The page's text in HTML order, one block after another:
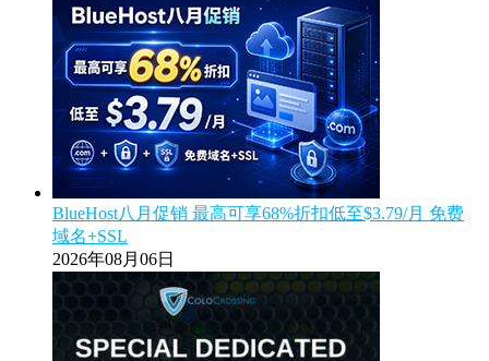
BlueHost八月促销 最高可享68%折扣低至$3.79/月 免费
域名+SSL
2026年08月06日